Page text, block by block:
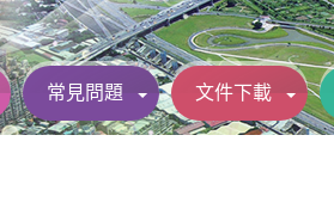
常見問題 文件下載